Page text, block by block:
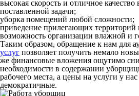
высокая скорость и отличное
поставленной задачи;
уборка помещений любой сложности;
приведение прилегающих территорий
возможность организации влажной и
Таким образом, обращение к нам для
услуг позволяет получить немало
же финансовые вложения ощутимо
необходимости в содержании
рабочего места, а цены на услуги у
демократичные.